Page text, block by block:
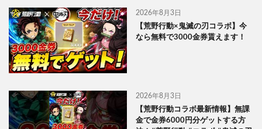
2026年8月3日
【荒野行動×鬼滅の刃コラボ】今
なら無料で3000金券貰えます！
2026年8月3日
【荒野行動コラボ最新情報】無課
金で金券6000円分ゲットする方